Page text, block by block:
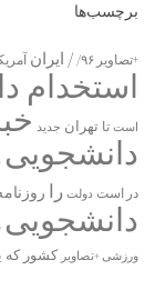
برچسب‌ها
+تصاویر ۹۶/ / ایران
استخدام
است تا تهران جدید
دانشجویی
در ﺍﺳﺖ دولت را
دانشجویی
ورزشی +تصاویر کشور که